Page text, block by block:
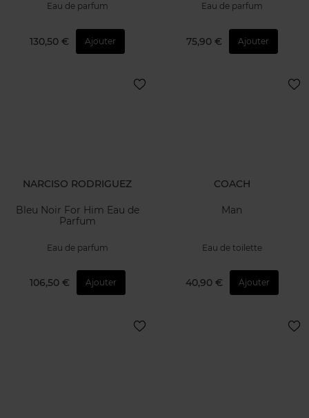
Eau de parfum
130,50 € Ajouter
Eau de parfum
75,90 € Ajouter
NARCISO RODRIGUEZ
Bleu Noir For Him Eau de
Parfum
Eau de parfum
106,50 € Ajouter
COACH
Man
Eau de toilette
40,90 € Ajouter